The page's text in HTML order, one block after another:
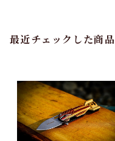
最近チェックした商品